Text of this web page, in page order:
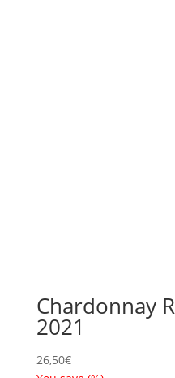
Chardonnay
2021
26,50€